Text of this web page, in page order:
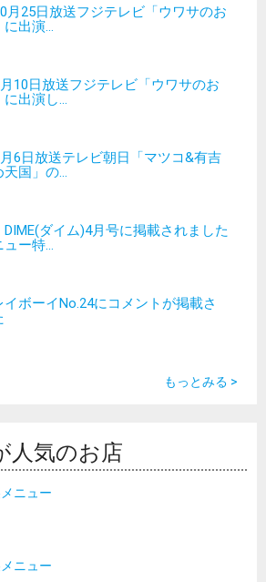
月25日放送フジテレビ「ウワサのお
出演...
10日放送フジテレビ「ウワサのお
出演し...
6日放送テレビ朝日「マツコ&有吉
国」の...
DIME(ダイム)4月号に掲載されました
ュー特...
ボーイNo.24にコメントが掲載さ
もっとみる >
人気のお店
ニュー
ニュー